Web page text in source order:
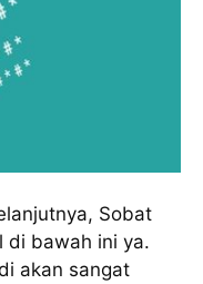
Sobat
di bawah ini ya.
akan sangat